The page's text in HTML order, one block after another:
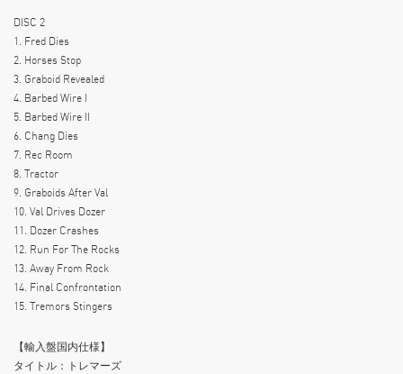
DISC 2
1. Fred Dies
2. Horses Stop
3. Graboid Revealed
4. Barbed Wire I
5. Barbed Wire II
6. Chang Dies
7. Rec Room
8. Tractor
9. Graboids After Val
10. Val Drives Dozer
11. Dozer Crashes
12. Run For The Rocks
13. Away From Rock
14. Final Confrontation
15. Tremors Stingers
【輸入盤国内仕様】
タイトル：トレマーズ